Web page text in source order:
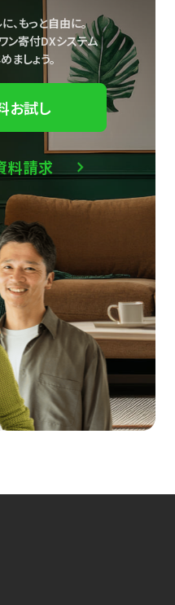
、もっと自由に。
ン寄付DXシステム
ましょう。
お試し
料請求